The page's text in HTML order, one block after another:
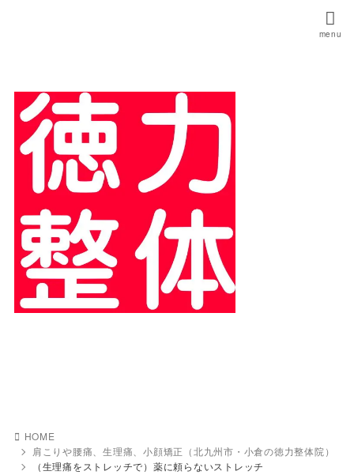
HOME
肩こりや腰痛、生理痛、小顔矯正（北九州市・小倉の徳力整体院）
（生理痛をストレッチで）薬に頼らないストレッチ